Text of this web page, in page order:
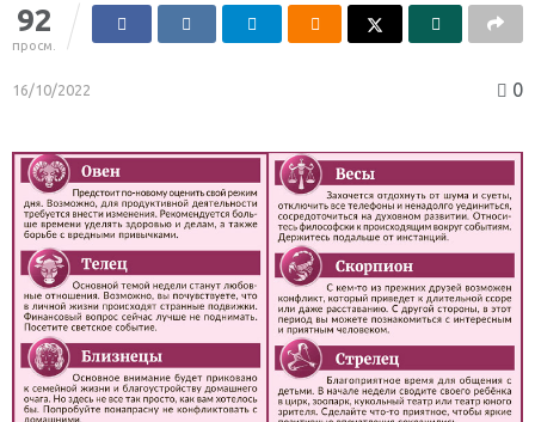
92
просм.
16/10/2022 0